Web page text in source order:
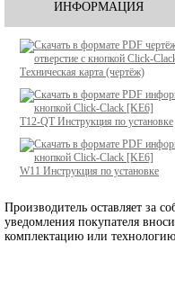
ИНФОРМАЦИЯ
Техническая карта (чертёж)
T12-QT Инструкция по установке
W11 Инструкция по установке
Производитель оставляет за
уведомления покупателя
комплектацию или технологию